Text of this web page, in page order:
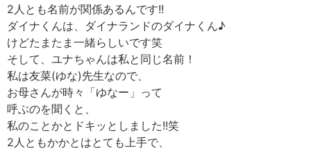
2人とも名前が関係あるんです!!
ダイナくんは、ダイナランドのダイナくん♪
けどたまたま一緒らしいです笑
そして、ユナちゃんは私と同じ名前！
私は友菜(ゆな)先生なので、
お母さんが時々「ゆなー」って
呼ぶのを聞くと、
私のことかとドキッとしました!!笑
2人ともかかとはとても上手で、